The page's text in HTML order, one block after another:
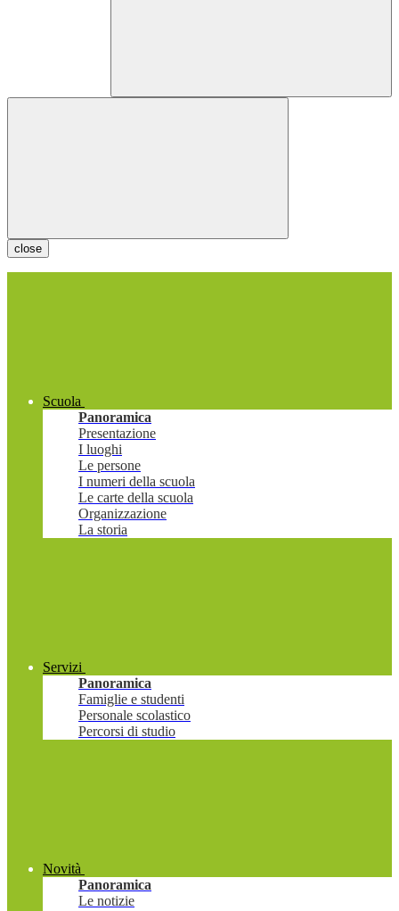
close
Scuola
Panoramica
Presentazione
I luoghi
Le persone
I numeri della scuola
Le carte della scuola
Organizzazione
La storia
Servizi
Panoramica
Famiglie e studenti
Personale scolastico
Percorsi di studio
Novità
Panoramica
Le notizie